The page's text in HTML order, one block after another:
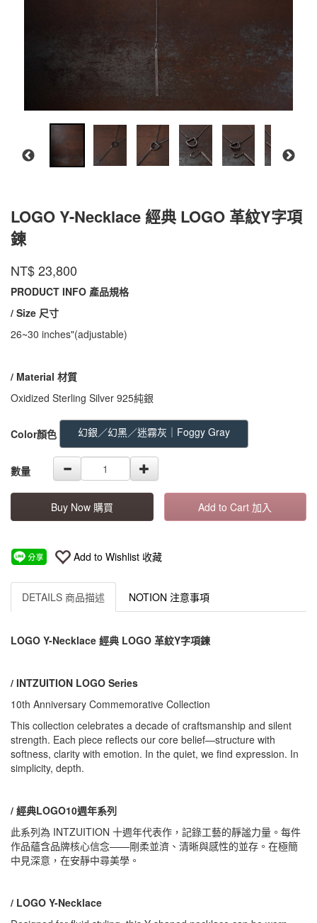
LOGO Y-Necklace 經典 LOGO 革紋Y字項
鍊
商品代號 EYGN01
LOGO-
品牌 INTZUITION
NT$23,800
PRODUCT INFO 產品規格
/ Size 尺寸
26~30 inches"(adjustable)
/ Material 材質
Oxidized Sterling Silver 925純銀
GOODS000000000000000000200
Color顏色 幻銀／幻黑／迷霧灰｜Foggy Gray
數量
Buy Now 購買 Add to Cart 加入
Add to Wishlist 收藏
DETAILS 商品描述 NOTION 注意事項
LOGO Y-Necklace 經典 LOGO 革紋Y字項鍊
/ INTZUITION LOGO Series
10th Anniversary Commemorative Collection
This collection celebrates a decade of craftsmanship and silent
strength. Each piece reflects our core belief—structure with
softness, clarity with emotion. In the quiet, we find expression. In
simplicity, depth.
/ 經典LOGO10週年系列
此系列為 INTZUITION 十週年代表作，記錄工藝的靜謐力量。每件
作品蘊含品牌核心信念——剛柔並濟、清晰與感性的並存。在極簡
中見深意，在安靜中尋美學。
/ LOGO Y-Necklace